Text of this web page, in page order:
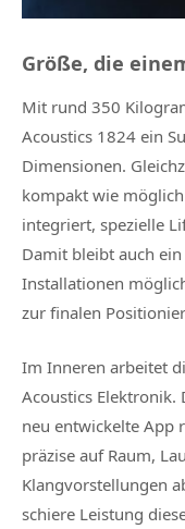
Größe, die
Mit rund 350
Acoustics 1824 ein
Dimensionen.
kompakt wie
integriert, spezielle
Damit bleibt auch
Installationen
zur finalen
Im Inneren arbeitet
Acoustics Elektronik.
neu entwickelte App
präzise auf Raum,
Klangvorstellungen
schiere Leistung